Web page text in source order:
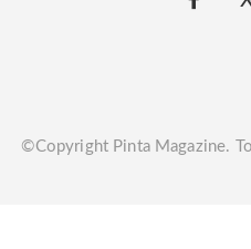
©Copyright Pinta Magazine.